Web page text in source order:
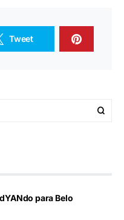
Tweet
para Belo